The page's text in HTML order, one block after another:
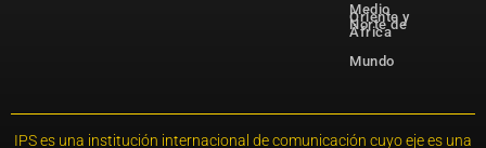
Medio
Oriente y
Norte de
África
Mundo
IPS es una institución internacional de comunicación cuyo eje es una